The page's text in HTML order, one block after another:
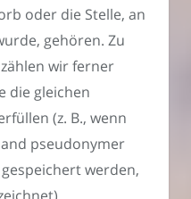
oder die Stelle, an
gehören. Zu
wir ferner
die gleichen
(z. B., wenn
pseudonymer
werden,